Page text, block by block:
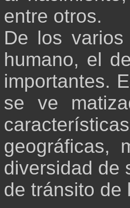
entre otros.
De los
humano, el
importantes.
se ve
geográficas,
diversidad de
de tránsito de